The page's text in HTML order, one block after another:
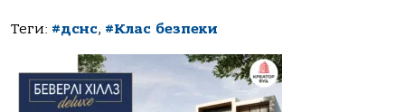
Теги: #дснс, #Клас безпеки